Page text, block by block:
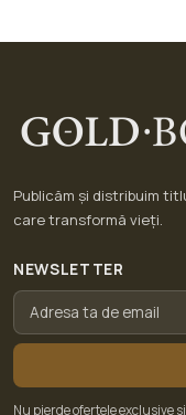
Publicăm și distribuim
care transformă vieți.
NEWSLETTER
Nu pierde ofertele exclusive